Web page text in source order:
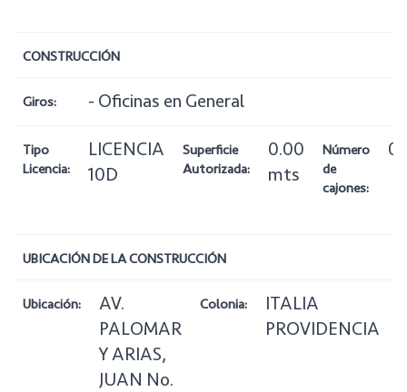
CONSTRUCCIÓN
Giros: - Oficinas en General
Tipo
Licencia:
LICENCIA
10D
Superficie
Autorizada:
0.00
mts
Número
de
cajones:
0
UBICACIÓN DE LA CONSTRUCCIÓN
Ubicación:
AV.
PALOMAR
Y ARIAS,
JUAN No.
Colonia:
ITALIA
PROVIDENCIA